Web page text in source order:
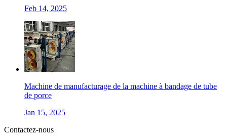
Feb 14, 2025
Machine de manufacturage de la machine à bandage de tube
de porce
Jan 15, 2025
Contactez-nous